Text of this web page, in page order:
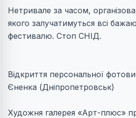
Нетривале за часом,
якого залучатимуться всі
фестивалю. Стоп СНІД.
Відкриття персональної
Єненка (Дніпропетровськ)
Художня галерея «Арт-плюс»